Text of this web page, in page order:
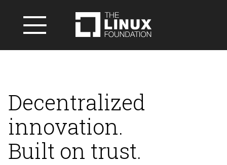
Decentralized
innovation.
Built on trust.